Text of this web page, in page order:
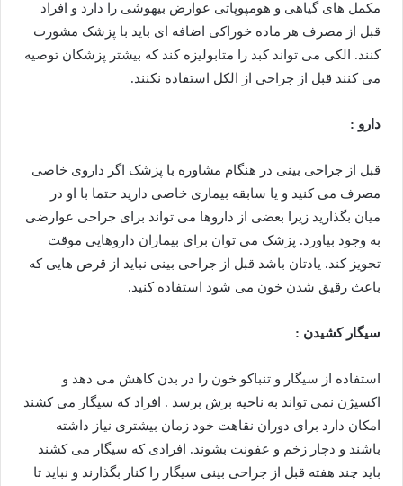
مکمل های گیاهی و هومپوپاتی عوارض بیهوشی را دارد و افراد
قبل از مصرف هر ماده خوراکی اضافه ای باید با پزشک مشورت
کنند. الکی می تواند کبد را متابولیزه کند که بیشتر پزشکان توصیه
می کنند قبل از جراحی از الکل استفاده نکنند.
دارو :
قبل از جراحی بینی در هنگام مشاوره با پزشک اگر داروی خاصی
مصرف می کنید و یا سابقه بیماری خاصی دارید حتما با او در
میان بگذارید زیرا بعضی از داروها می تواند برای جراحی عوارضی
به وجود بیاورد. پزشک می توان برای بیماران داروهایی موقت
تجویز کند. یادتان باشد قبل از جراحی بینی نباید از قرص هایی که
باعث رقیق شدن خون می شود استفاده کنید.
سیگار کشیدن :
استفاده از سیگار و تنباکو خون را در بدن کاهش می دهد و
اکسیژن نمی تواند به ناحیه برش برسد . افراد که سیگار می کشند
امکان دارد برای دوران نقاهت خود زمان بیشتری نیاز داشته
باشند و دچار زخم و عفونت بشوند. افرادی که سیگار می کشند
باید چند هفته قبل از جراحی بینی سیگار را کنار بگذارند و نباید تا